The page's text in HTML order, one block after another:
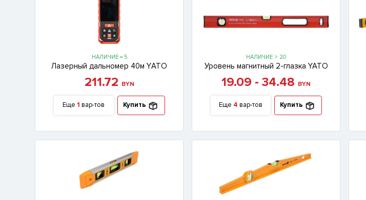
НАЛИЧИЕ = 5
Лазерный дальномер 40м YАТО
211.72 BYN
Еще 1 вар-тов Купить
НАЛИЧИЕ > 20
Уровень магнитный 2-глазка YATO
19.09 - 34.48 BYN
Еще 4 вар-тов Купить